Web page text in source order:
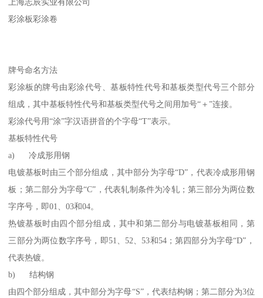
上海志辰实业有限公司
彩涂板彩涂卷
牌号命名方法
彩涂板的牌号由彩涂代号、基板特性代号和基板类型代号三个部分
组成，其中基板特性代号和基板类型代号之间用加号“＋”连接。
彩涂代号用“涂”字汉语拼音的个字母“T”表示。
基板特性代号
a) 冷成形用钢
电镀基板时由三个部分组成，其中部分为字母“D”，代表冷成形用钢
板；第二部分为字母“C”，代表轧制条件为冷轧；第三部分为两位数
字序号，即01、03和04。
热镀基板时由四个部分组成，其中和第二部分与电镀基板相同，第
三部分为两位数字序号，即51、52、53和54；第四部分为字母“D”，
代表热镀。
b) 结构钢
由四个部分组成，其中部分为字母“S”，代表结构钢；第二部分为3位